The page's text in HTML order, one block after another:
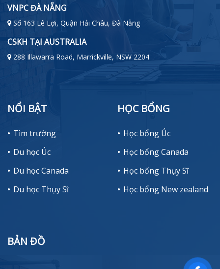
VNPC ĐÀ NẴNG
Số 163 Lê Lợi, Quận Hải Châu, Đà Nẵng
CSKH TẠI AUSTRALIA
288 Illawarra Road, Marrickville, NSW 2204
NỔI BẬT
Tìm trường
Du học Úc
Du học Canada
Du học Thụy Sĩ
HỌC BỔNG
Học bổng Úc
Học bổng Canada
Học bổng Thụy Sĩ
Học bổng New zealand
BẢN ĐỒ